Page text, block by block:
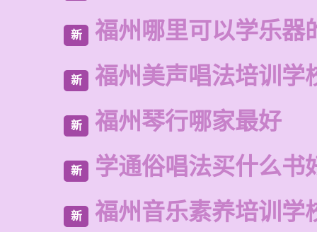
新 福州哪里可以学乐器
新 福州美声唱法培训学
新 福州琴行哪家最好
新 学通俗唱法买什么书
新 福州音乐素养培训学